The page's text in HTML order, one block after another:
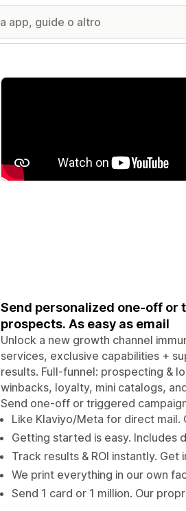
Galleria immagini in evidenza
Send personalized one-off
prospects. As easy as email
Unlock a new growth channel
services, exclusive capabilities +
results. Full-funnel: prospecting &
winbacks, loyalty, mini catalogs,
Send one-off or triggered
Like Klaviyo/Meta for direct
Getting started is easy. Includes
Track results & ROI instantly.
We print everything in our own
Send 1 card or 1 million. Our